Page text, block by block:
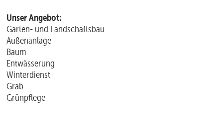
Unser Angebot:
Garten- und Landschaftsbau
Außenanlage
Baum
Entwässerung
Winterdienst
Grab
Grünpflege